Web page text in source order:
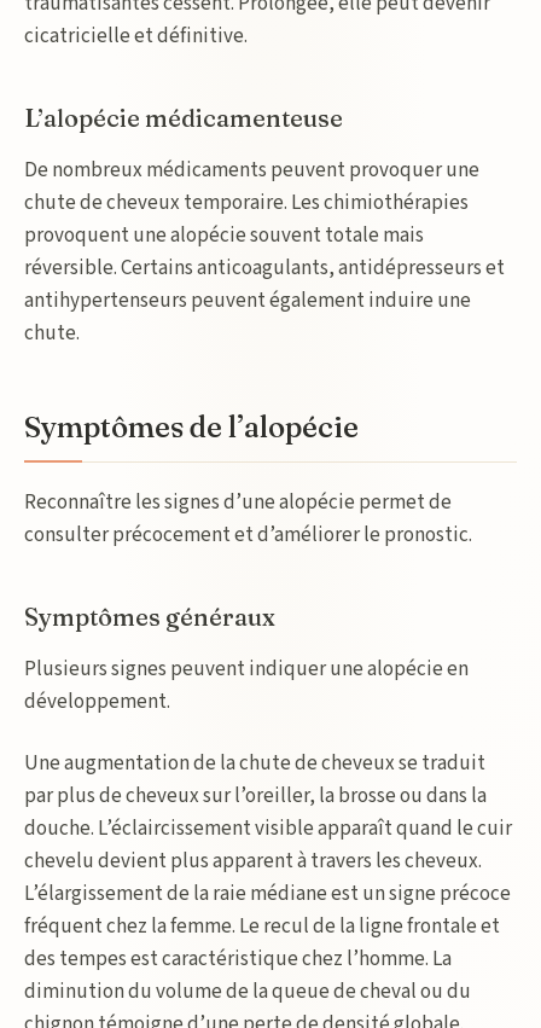
cicatricielle et définitive.
L’alopécie médicamenteuse
De nombreux médicaments peuvent provoquer une
chute de cheveux temporaire. Les chimiothérapies
provoquent une alopécie souvent totale mais
réversible. Certains anticoagulants, antidépresseurs et
antihypertenseurs peuvent également induire une
chute.
Symptômes de l’alopécie
Reconnaître les signes d’une alopécie permet de
consulter précocement et d’améliorer le pronostic.
Symptômes généraux
Plusieurs signes peuvent indiquer une alopécie en
développement.
Une augmentation de la chute de cheveux se traduit
par plus de cheveux sur l’oreiller, la brosse ou dans la
douche. L’éclaircissement visible apparaît quand le cuir
chevelu devient plus apparent à travers les cheveux.
L’élargissement de la raie médiane est un signe précoce
fréquent chez la femme. Le recul de la ligne frontale et
des tempes est caractéristique chez l’homme. La
diminution du volume de la queue de cheval ou du